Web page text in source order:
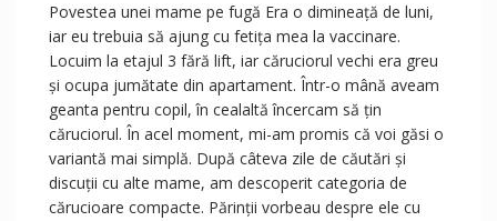
Povestea unei mame pe fugă Era o dimineață de luni,
iar eu trebuia să ajung cu fetița mea la vaccinare.
Locuim la etajul 3 fără lift, iar căruciorul vechi era greu
și ocupa jumătate din apartament. Într-o mână aveam
geanta pentru copil, în cealaltă încercam să țin
căruciorul. În acel moment, mi-am promis că voi găsi o
variantă mai simplă. După câteva zile de căutări și
discuții cu alte mame, am descoperit categoria de
cărucioare compacte. Părinții vorbeau despre ele cu